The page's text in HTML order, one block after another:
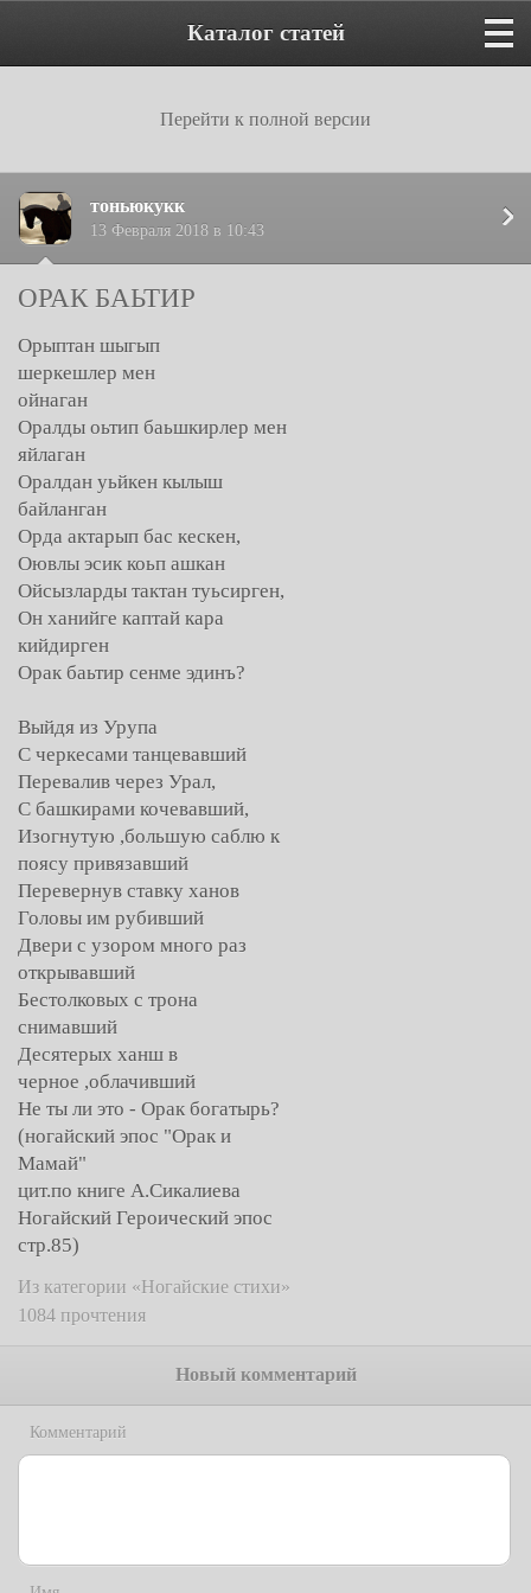
Каталог статей
Перейти к полной версии
тоньюкукк
13 Февраля 2018 в 10:43
ОРАК БАЬТИР
Орыптан шыгып
шеркешлер мен
ойнаган
Оралды оьтип баьшкирлер мен
яйлаган
Оралдан уьйкен кылыш
байланган
Орда актарып бас кескен,
Оювлы эсик коьп ашкан
Ойсызларды тактан туьсирген,
Он ханийге каптай кара
кийдирген
Орак баьтир сенме эдинъ?
Выйдя из Урупа
С черкесами танцевавший
Перевалив через Урал,
С башкирами кочевавший,
Изогнутую ,большую саблю к
поясу привязавший
Перевернув ставку ханов
Головы им рубивший
Двери с узором много раз
открывавший
Бестолковых с трона
снимавший
Десятерых ханш в
черное ,облачивший
Не ты ли это - Орак богатырь?
(ногайский эпос "Орак и
Мамай"
цит.по книге А.Сикалиева
Ногайский Героический эпос
стр.85)
Из категории «Ногайские стихи»
1084 прочтения
Новый комментарий
Комментарий